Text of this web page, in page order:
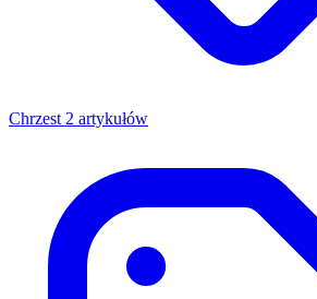
Chrzest 2 artykułów